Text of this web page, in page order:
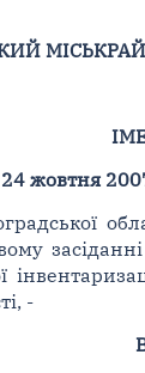
24 жовтня
-